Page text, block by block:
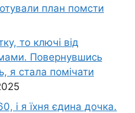
план помсти
то ключі від
Повернувшись
я стала помічати
і я їхня єдина дочка.